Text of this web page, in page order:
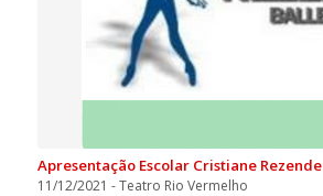
Apresentação Escolar Cristiane Rezende
11/12/2021 - Teatro Rio Vermelho